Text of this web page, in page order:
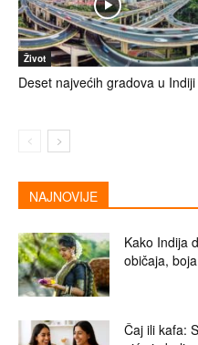
Život
Deset najvećih gradova u Indiji
NAJNOVIJE
Kako Indija
običaja,
Čaj ili kafa: